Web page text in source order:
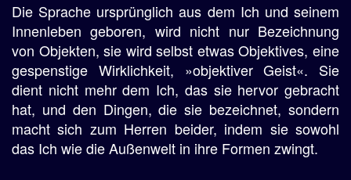
Die Sprache ursprünglich aus dem Ich und seinem
Innenleben geboren, wird nicht nur Bezeichnung
von Objekten, sie wird selbst etwas Objektives, eine
gespenstige Wirklichkeit, »objektiver Geist«. Sie
dient nicht mehr dem Ich, das sie hervor gebracht
hat, und den Dingen, die sie bezeichnet, sondern
macht sich zum Herren beider, indem sie sowohl
das Ich wie die Außenwelt in ihre Formen zwingt.